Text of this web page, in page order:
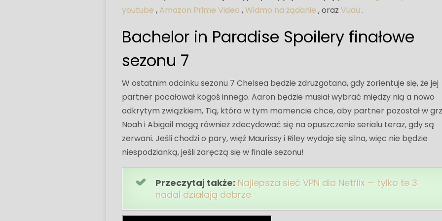
youtube , Amazon Prime Video ,Widmo na żądanie , orazVudu .
Bachelor in Paradise Spoilery finałowe
sezonu 7
W ostatnim odcinku sezonu 7 Chelsea będzie zdruzgotana, gdy zorientuje się, że jej
partner pocałował kogoś innego. Aaron będzie musiał wybrać między nią a nowo
odkrytym związkiem, Tią, która w tym momencie chce, aby partner pozostał w
Noah i Abigail mogą również zdecydować się na opuszczenie serialu teraz, gdy są
zerwani. Jeśli chodzi o pary, więź Maurissy i Riley wydaje się silna, więc nie będzie
niespodzianką, jeśli zaręczą się w finale sezonu!
Przeczytaj także: Najlepsza sieć VPN dla Netflix — tylko te 3
nadal działają dobrze